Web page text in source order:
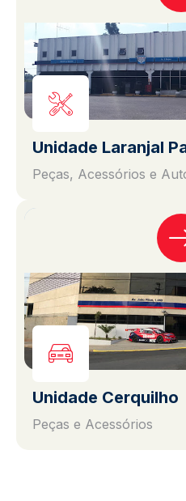
Unidade Laranjal
Peças, Acessórios e
Unidade Cerquilho
Peças e Acessórios